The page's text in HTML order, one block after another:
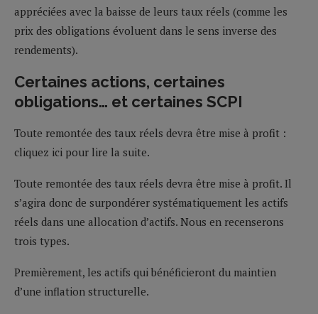
appréciées avec la baisse de leurs taux réels (comme les
prix des obligations évoluent dans le sens inverse des
rendements).
Certaines actions, certaines
obligations… et certaines SCPI
Toute remontée des taux réels devra être mise à profit :
cliquez ici pour lire la suite.
Toute remontée des taux réels devra être mise à profit. Il
s’agira donc de surpondérer systématiquement les actifs
réels dans une allocation d’actifs. Nous en recenserons
trois types.
Premièrement, les actifs qui bénéficieront du maintien
d’une inflation structurelle.